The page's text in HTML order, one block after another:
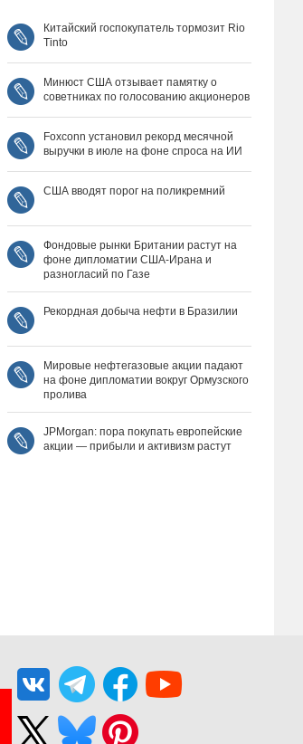
Китайский госпокупатель тормозит Rio
Tinto
Минюст США отзывает памятку о
советниках по голосованию акционеров
Foxconn установил рекорд месячной
выручки в июле на фоне спроса на ИИ
США вводят порог на поликремний
Фондовые рынки Британии растут на
фоне дипломатии США‑Ирана и
разногласий по Газе
Рекордная добыча нефти в Бразилии
Мировые нефтегазовые акции падают
на фоне дипломатии вокруг Ормузского
пролива
JPMorgan: пора покупать европейские
акции — прибыли и активизм растут